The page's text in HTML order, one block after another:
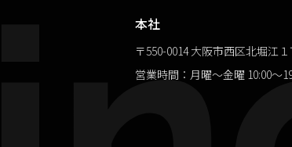
本社
〒550-0014 大阪市西区北堀江
営業時間：月曜～金曜 10:00～